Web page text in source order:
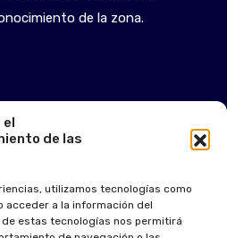
el
de las
utilizamos tecnologías como
acceder a la información del
estas tecnologías nos permitirá
de la zona.